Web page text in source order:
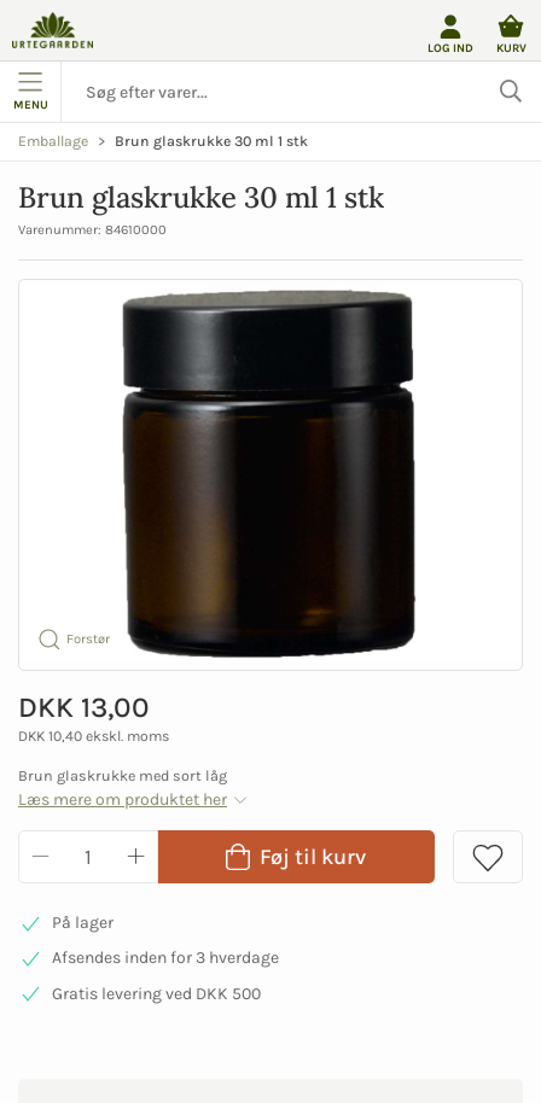
LOG IND KURV
MENU
Emballage Brun glaskrukke 30 ml 1 stk
Brun glaskrukke 30 ml 1 stk
Varenummer: 84610000
Forstør
DKK 13,00
DKK 10,40 ekskl. moms
Brun glaskrukke med sort låg
Læs mere om produktet her
Føj til kurv
På lager
Afsendes inden for 3 hverdage
Gratis levering ved DKK 500